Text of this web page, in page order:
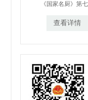
《国家名厨》第
查看详情